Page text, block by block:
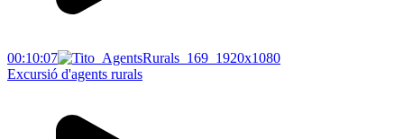
00:10:07
Excursió d'agents rurals